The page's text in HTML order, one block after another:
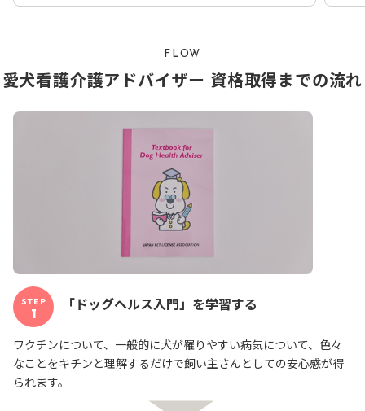
FLOW
愛犬看護介護アドバイザー 資格取得までの流れ
STEP
1
「ドッグヘルス入門」を学習する
ワクチンについて、一般的に犬が罹りやすい病気について、色々
なことをキチンと理解するだけで飼い主さんとしての安心感が得
られます。